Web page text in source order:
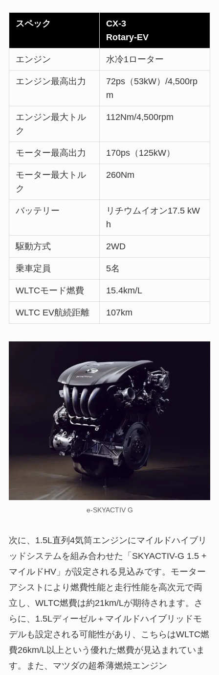
スペック
CX-3
Rotary-EV
エンジン 水冷1ローター
エンジン最高出力
72ps（53kW）/4,500rp
m
エンジン最大トル
ク
112Nm/4,500rpm
モーター最高出力 170ps（125kW）
モーター最大トル
ク
260Nm
バッテリー
リチウムイオン17.5 kW
h
駆動方式 2WD
乗車定員 5名
WLTCモード燃費 15.4km/L
WLTC EV航続距離 107km
e-SKYACTIV G
次に、1.5L直列4気筒エンジンにマイルドハイブリ
ッドシステムを組み合わせた「SKYACTIV-G 1.5 +
マイルドHV」が設定される見込みです。モーター
アシストにより燃費性能と走行性能を高次元で両
立し、WLTC燃費は約21km/Lが期待されます。さ
らに、1.5Lディーゼル＋マイルドハイブリッドモ
デルも設定される可能性があり、こちらはWLTC燃
費26km/L以上という優れた燃費が見込まれていま
す。また、マツダの超希薄燃焼エンジン